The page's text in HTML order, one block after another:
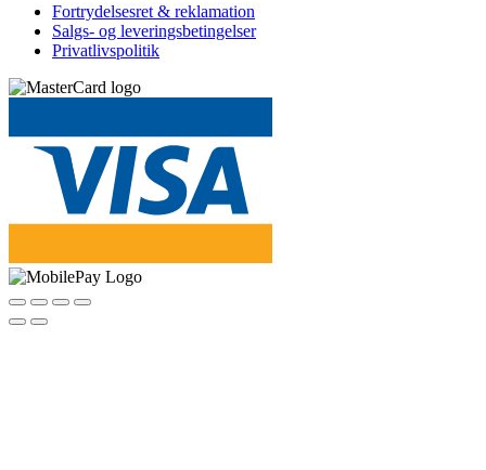
Fortrydelsesret & reklamation
Salgs- og leveringsbetingelser
Privatlivspolitik